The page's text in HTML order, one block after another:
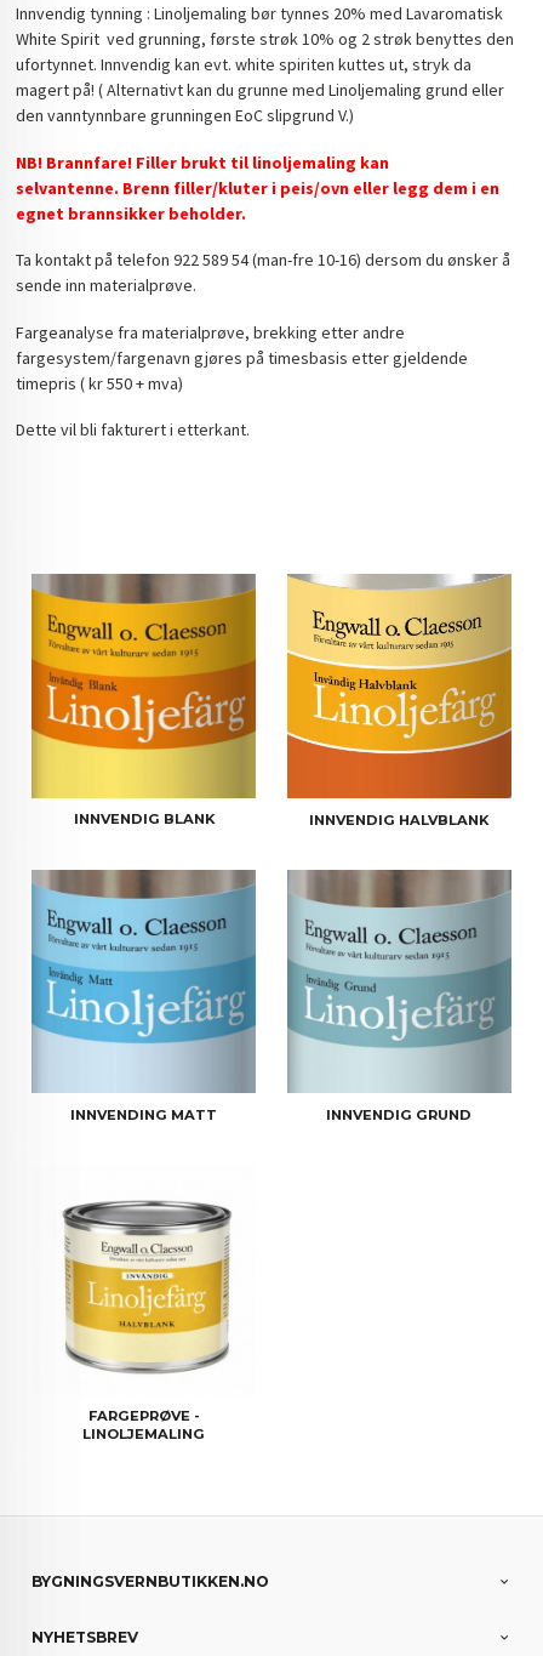
Innvendig tynning : Linoljemaling bør tynnes 20% med Lavaromatisk
White Spirit ved grunning, første strøk 10% og 2 strøk benyttes den
ufortynnet. Innvendig kan evt. white spiriten kuttes ut, stryk da
magert på! ( Alternativt kan du grunne med Linoljemaling grund eller
den vanntynnbare grunningen EoC slipgrund V.)
NB! Brannfare! Filler brukt til linoljemaling kan
selvantenne. Brenn filler/kluter i peis/ovn eller legg dem i en
egnet brannsikker beholder.
Ta kontakt på telefon 922 589 54 (man-fre 10-16) dersom du ønsker å
sende inn materialprøve.
Fargeanalyse fra materialprøve, brekking etter andre
fargesystem/fargenavn gjøres på timesbasis etter gjeldende
timepris ( kr 550 + mva)
Dette vil bli fakturert i etterkant.
INNVENDIG BLANK INNVENDIG HALVBLANK
INNVENDING MATT INNVENDIG GRUND
FARGEPRØVE -
LINOLJEMALING
BYGNINGSVERNBUTIKKEN.NO
NYHETSBREV